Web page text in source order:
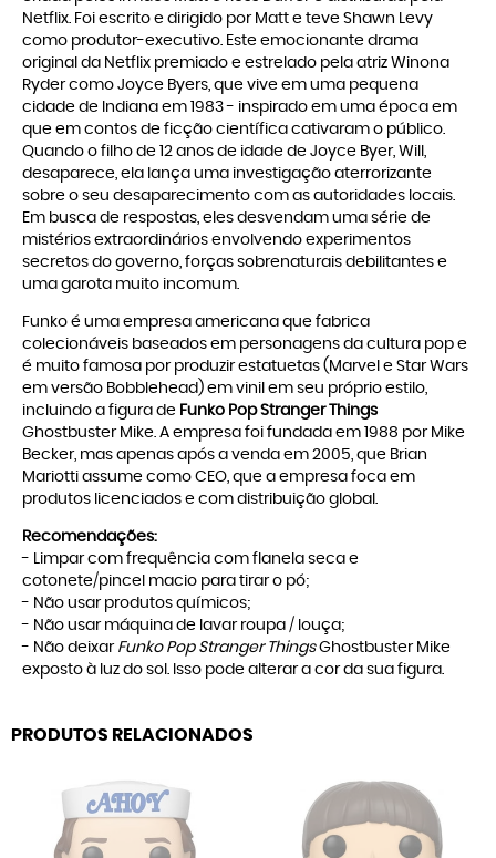
Netflix. Foi escrito e dirigido por Matt e teve Shawn Levy
como produtor-executivo. Este emocionante drama
original da Netflix premiado e estrelado pela atriz Winona
Ryder como Joyce Byers, que vive em uma pequena
cidade de Indiana em 1983 - inspirado em uma época em
que em contos de ficção científica cativaram o público.
Quando o filho de 12 anos de idade de Joyce Byer, Will,
desaparece, ela lança uma investigação aterrorizante
sobre o seu desaparecimento com as autoridades locais.
Em busca de respostas, eles desvendam uma série de
mistérios extraordinários envolvendo experimentos
secretos do governo, forças sobrenaturais debilitantes e
uma garota muito incomum.
Funko é uma empresa americana que fabrica
colecionáveis baseados em personagens da cultura pop e
é muito famosa por produzir estatuetas (Marvel e Star Wars
em versão Bobblehead) em vinil em seu próprio estilo,
incluindo a figura de Funko Pop Stranger Things
Ghostbuster Mike. A empresa foi fundada em 1988 por Mike
Becker, mas apenas após a venda em 2005, que Brian
Mariotti assume como CEO, que a empresa foca em
produtos licenciados e com distribuição global.
Recomendações:
- Limpar com frequência com flanela seca e
cotonete/pincel macio para tirar o pó;
- Não usar produtos químicos;
- Não usar máquina de lavar roupa / louça;
- Não deixar Funko Pop Stranger ThingsGhostbuster Mike
exposto à luz do sol. Isso pode alterar a cor da sua figura.
PRODUTOS RELACIONADOS